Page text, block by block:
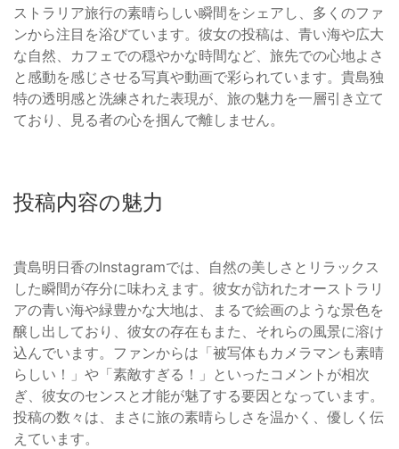
ストラリア旅行の素晴らしい瞬間をシェアし、多くのファ
ンから注目を浴びています。彼女の投稿は、青い海や広大
な自然、カフェでの穏やかな時間など、旅先での心地よさ
と感動を感じさせる写真や動画で彩られています。貴島独
特の透明感と洗練された表現が、旅の魅力を一層引き立て
ており、見る者の心を掴んで離しません。
投稿内容の魅力
貴島明日香のInstagramでは、自然の美しさとリラックス
した瞬間が存分に味わえます。彼女が訪れたオーストラリ
アの青い海や緑豊かな大地は、まるで絵画のような景色を
醸し出しており、彼女の存在もまた、それらの風景に溶け
込んでいます。ファンからは「被写体もカメラマンも素晴
らしい！」や「素敵すぎる！」といったコメントが相次
ぎ、彼女のセンスと才能が魅了する要因となっています。
投稿の数々は、まさに旅の素晴らしさを温かく、優しく伝
えています。